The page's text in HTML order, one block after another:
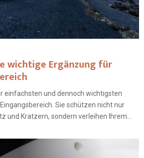
wichtige Ergänzung für
einfachsten und dennoch wichtigsten
Sie schützen nicht nur
und Kratzern, sondern verleihen Ihrem...